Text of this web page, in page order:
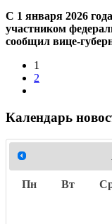
С 1 января 2026
участником
сообщил вице-
1
2
Календарь
Пн Вт